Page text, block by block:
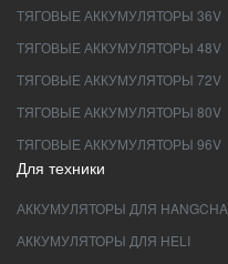
ТЯГОВЫЕ АККУМУЛЯТОРЫ 36V
ТЯГОВЫЕ АККУМУЛЯТОРЫ 48V
ТЯГОВЫЕ АККУМУЛЯТОРЫ 72V
ТЯГОВЫЕ АККУМУЛЯТОРЫ 80V
ТЯГОВЫЕ АККУМУЛЯТОРЫ 96V
Для техники
АККУМУЛЯТОРЫ ДЛЯ HANGCHA
АККУМУЛЯТОРЫ ДЛЯ HELI